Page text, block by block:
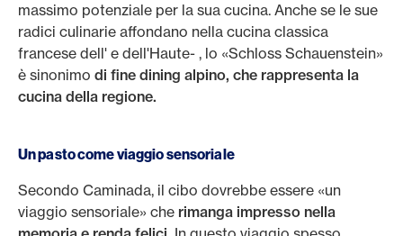
massimo potenziale per la sua cucina. Anche se le sue
radici culinarie affondano nella cucina classica
francese dell' e dell'Haute- , lo «Schloss Schauenstein»
è sinonimo di fine dining alpino, che rappresenta la
cucina della regione.
Un pasto come viaggio sensoriale
Secondo Caminada, il cibo dovrebbe essere «un
viaggio sensoriale» che rimanga impresso nella